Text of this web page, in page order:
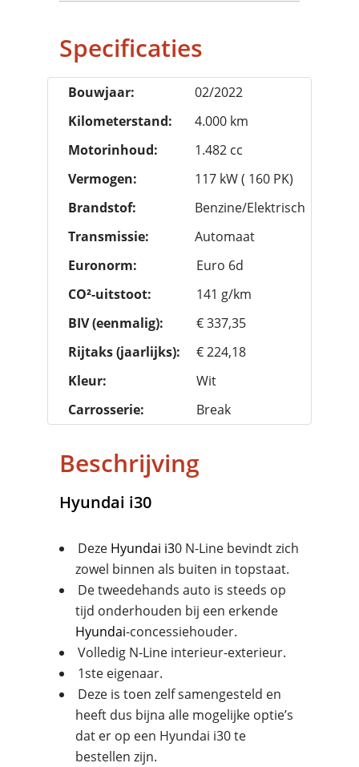
Specificaties
Bouwjaar:
02/2022
Kilometerstand:
4.000 km
Motorinhoud:
1.482 cc
Vermogen:
117 kW ( 160 PK)
Brandstof:
Benzine/Elektrisch
Transmissie:
Automaat
Euronorm:
Euro 6d
CO²-uitstoot:
141 g/km
BIV (eenmalig):
€ 337,35
Rijtaks (jaarlijks):
€ 224,18
Kleur:
Wit
Carrosserie:
Break
Beschrijving
Hyundai i30
Deze Hyundai i30 N-Line bevindt zich
zowel binnen als buiten in topstaat.
De tweedehands auto is steeds op
tijd onderhouden bij een erkende
Hyundai-concessiehouder.
Volledig N-Line interieur-exterieur.
1ste eigenaar.
Deze is toen zelf samengesteld en
heeft dus bijna alle mogelijke optie’s
dat er op een Hyundai i30 te
bestellen zijn.